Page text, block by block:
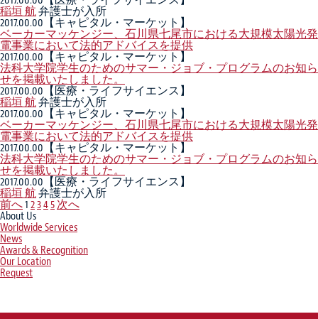
稲垣 航弁護士が入所
2017.00.00 【キャピタル・マーケット】
ベーカーマッケンジー、石川県七尾市における大規模太陽光発
電事業において法的アドバイスを提供
2017.00.00 【キャピタル・マーケット】
法科大学院学生のためのサマー・ジョブ・プログラムのお知ら
せを掲載いたしました。
2017.00.00 【医療・ライフサイエンス】
稲垣 航弁護士が入所
2017.00.00 【キャピタル・マーケット】
ベーカーマッケンジー、石川県七尾市における大規模太陽光発
電事業において法的アドバイスを提供
2017.00.00 【キャピタル・マーケット】
法科大学院学生のためのサマー・ジョブ・プログラムのお知ら
せを掲載いたしました。
2017.00.00 【医療・ライフサイエンス】
稲垣 航弁護士が入所
前へ1 2345次へ
About Us
Worldwide Services
News
Awards & Recognition
Our Location
Request